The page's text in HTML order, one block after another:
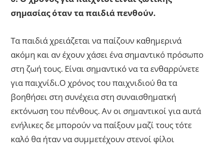
σημασίας όταν τα παιδιά πενθούν.
Τα παιδιά χρειάζεται να παίζουν καθημερινά
ακόμη και αν έχουν χάσει ένα σημαντικό πρόσωπο
στη ζωή τους. Είναι σημαντικό να τα ενθαρρύνετε
για παιχνίδι.Ο χρόνος του παιχνιδιού θα τα
βοηθήσει στη συνέχεια στη συναισθηματκή
εκτόνωση του πένθους. Αν οι σημαντικοί για αυτά
ενήλικες δε μπορούν να παίξουν μαζί τους τότε
καλό θα ήταν να συμμετέχουν στενοί φίλοι